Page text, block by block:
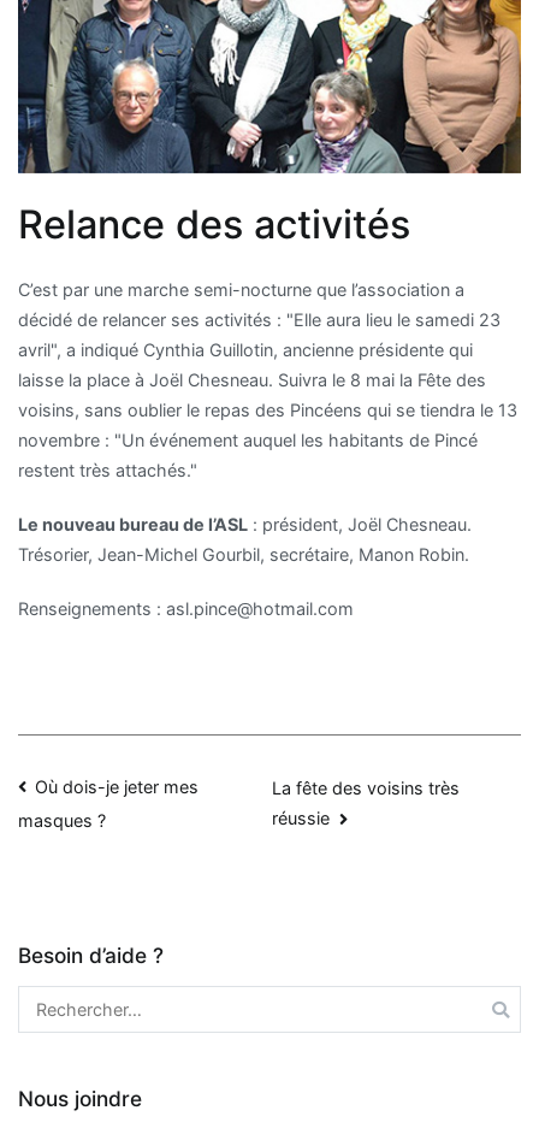
Relance des activités
C’est par une marche semi-nocturne que l’association a
décidé de relancer ses activités :
Elle aura lieu le samedi 23
avril , a indiqué Cynthia Guillotin, ancienne présidente qui
laisse la place à Joël Chesneau. Suivra le 8 mai la Fête des
voisins, sans oublier le repas des Pincéens qui se tiendra le 13
novembre :
Un événement auquel les habitants de Pincé
restent très attachés.
Le nouveau bureau de l’ASL : président, Joël Chesneau.
Trésorier, Jean-Michel Gourbil, secrétaire, Manon Robin.
Renseignements : asl.pince@hotmail.com
Navigation
de
Où dois-je jeter mes
masques ?
La fête des voisins très
réussie
Besoin d’aide ?
Rechercher :
Nous joindre